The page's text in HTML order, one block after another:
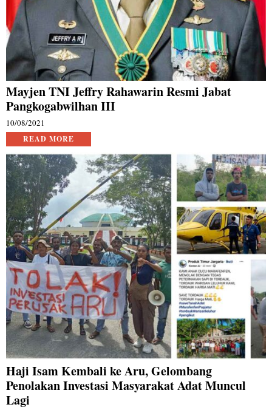
Mayjen TNI Jeffry Rahawarin Resmi Jabat
Pangkogabwilhan III
10/08/2021
READ MORE
Haji Isam Kembali ke Aru, Gelombang
Penolakan Investasi Masyarakat Adat Muncul
Lagi